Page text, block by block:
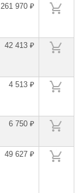
261 970 ₽
42 413 ₽
4 513 ₽
6 750 ₽
49 627 ₽